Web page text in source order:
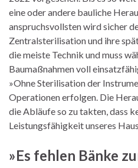
eine oder andere bauliche
anspruchsvollsten wird sicher
Zentralsterilisation und ihre
die meiste Technik und muss
Baumaßnahmen voll
»Ohne Sterilisation der
Operationen erfolgen. Die
die Abläufe so zu takten, dass
Leistungsfähigkeit unseres
»Es fehlen Bänke